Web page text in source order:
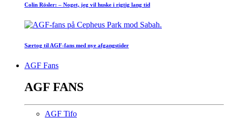
Colin Rösler: – Noget, jeg vil huske i rigtig lang tid
Særtog til AGF-fans med nye afgangstider
AGF Fans
AGF FANS
AGF Tifo